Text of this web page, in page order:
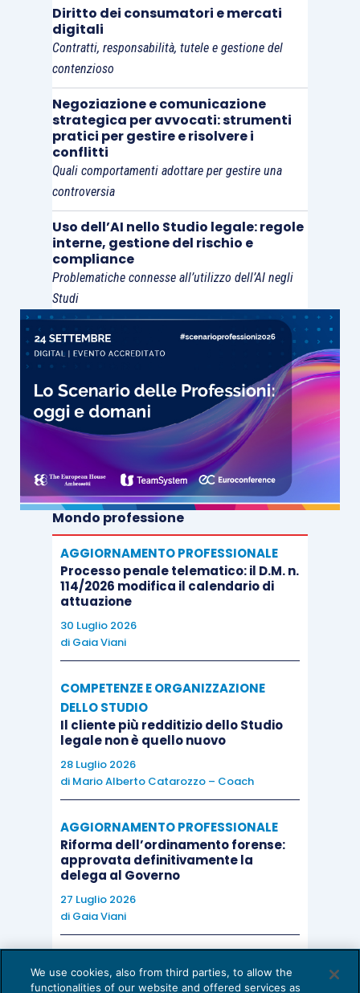
Diritto dei consumatori e mercati
digitali
Contratti, responsabilità, tutele e gestione del
contenzioso
Negoziazione e comunicazione
strategica per avvocati: strumenti
pratici per gestire e risolvere i
conflitti
Quali comportamenti adottare per gestire una
controversia
Uso dell’AI nello Studio legale: regole
interne, gestione del rischio e
compliance
Problematiche connesse all’utilizzo dell’AI negli
Studi
Mondo professione
AGGIORNAMENTO PROFESSIONALE
Processo penale telematico: il D.M. n.
114/2026 modifica il calendario di
attuazione
30 Luglio 2026
di Gaia Viani
COMPETENZE E ORGANIZZAZIONE
DELLO STUDIO
Il cliente più redditizio dello Studio
legale non è quello nuovo
28 Luglio 2026
di Mario Alberto Catarozzo – Coach
AGGIORNAMENTO PROFESSIONALE
Riforma dell’ordinamento forense:
approvata definitivamente la
delega al Governo
27 Luglio 2026
di Gaia Viani
Come evitare le allucinazioni dell’AI:
We use cookies, also from third parties, to allow the
functionalities of our website and offered services as